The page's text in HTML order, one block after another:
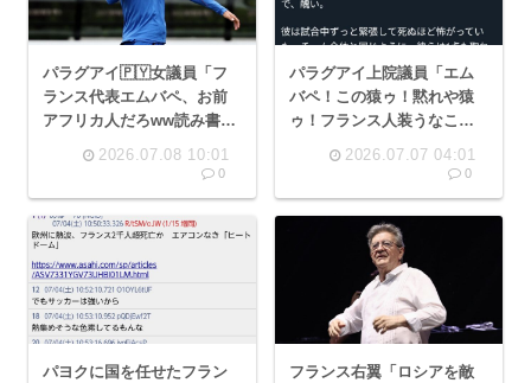
パラグアイ🇵🇾女議員「フ
ランス代表エムバペ、お前
アフリカ人だろww読み書き
もできないニガーww」◀大
2026.07.08 10:01
0
パラグアイ上院議員「エム
バペ！この猿ゥ！黙れや猿
ゥ！フランス人装うなこの
猿ゥ！」⇒エムバペお気持
2026.07.07 04:01
0
パヨクに国を任せたフラン
フランス右翼「ロシアを敵